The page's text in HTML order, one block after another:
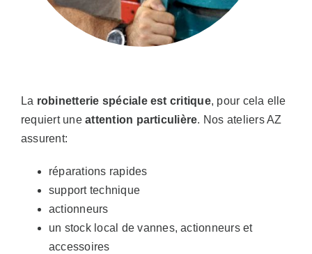
La robinetterie spéciale est critique, pour cela elle
requiert uneattention particulière. Nos ateliers AZ
assurent:
réparations rapides
support technique
actionneurs
un stock local de vannes, actionneurs et
accessoires